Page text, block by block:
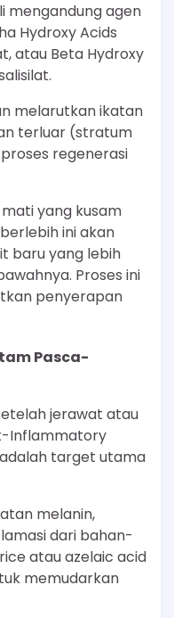
mengandung agen
Hydroxy Acids
atau Beta Hydroxy
melarutkan ikatan
terluar (stratum
regenerasi
yang kusam
ini akan
baru yang lebih
Proses ini
penyerapan
Pasca-
jerawat atau
Inflammatory
target utama
melanin,
dari bahan-
atau azelaic acid
memudarkan